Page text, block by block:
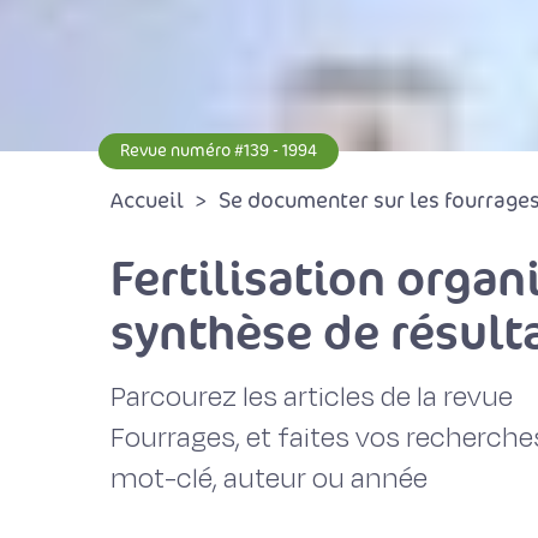
Revue numéro #139 - 1994
Accueil Se documenter sur les
Fertilisation
synthèse de
Parcourez les articles de la revue
Fourrages, et faites vos
mot-clé, auteur ou année